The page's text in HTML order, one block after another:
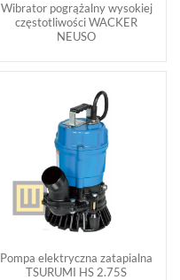
Wibrator pogrążalny wysokiej
częstotliwości WACKER
NEUSO
Pompa elektryczna zatapialna
TSURUMI HS 2.75S